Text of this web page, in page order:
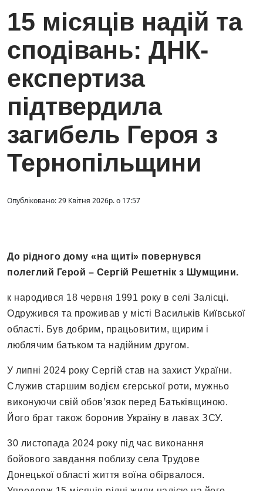
15 місяців надій та
сподівань: ДНК-
експертиза
підтвердила
загибель Героя з
Тернопільщини
Опубліковано: 29 Квітня 2026р. о 17:57
До рідного дому «на щиті» повернувся
полеглий Герой – Сергій Решетнік з Шумщини.
к народився 18 червня 1991 року в селі Залісці.
Одружився та проживав у місті Васильків Київської
області. Був добрим, працьовитим, щирим і
люблячим батьком та надійним другом.
У липні 2024 року Сергій став на захист України.
Служив старшим водієм єгерської роти, мужньо
виконуючи свій обов’язок перед Батьківщиною.
Його брат також боронив Україну в лавах ЗСУ.
30 листопада 2024 року під час виконання
бойового завдання поблизу села Трудове
Донецької області життя воїна обірвалося.